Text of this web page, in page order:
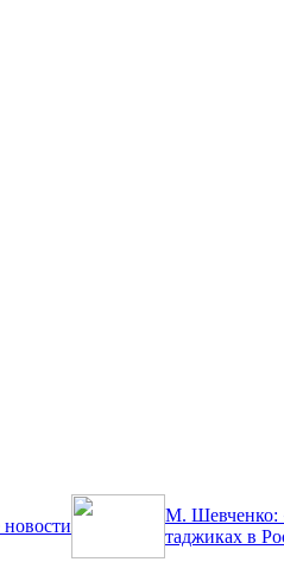
М. Шевченко:
таджиках в